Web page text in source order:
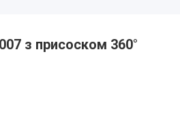
з присоском 360°